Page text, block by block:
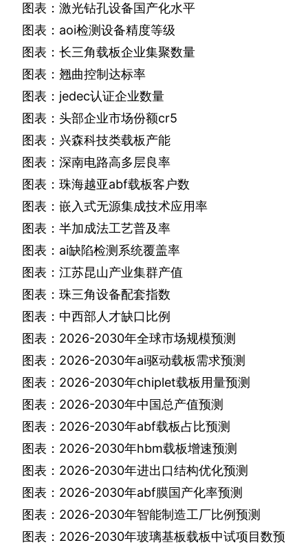
图表：激光钻孔设备国产化水平
图表： aoi检测设备精度等级
图表：长三角载板企业集聚数量
图表：翘曲控制达标率
图表： jedec认证企业数量
图表：头部企业市场份额cr5
图表：兴森科技类载板产能
图表：深南电路高多层良率
图表：珠海越亚abf载板客户数
图表：嵌入式无源集成技术应用率
图表：半加成法工艺普及率
图表： ai缺陷检测系统覆盖率
图表：江苏昆山产业集群产值
图表：珠三角设备配套指数
图表：中西部人才缺口比例
图表： 2026-2030年全球市场规模预测
图表： 2026-2030年ai驱动载板需求预测
图表： 2026-2030年chiplet载板用量预测
图表： 2026-2030年中国总产值预测
图表： 2026-2030年abf载板占比预测
图表： 2026-2030年hbm载板增速预测
图表： 2026-2030年进出口结构优化预测
图表： 2026-2030年abf膜国产化率预测
图表： 2026-2030年智能制造工厂比例预测
图表： 2026-2030年玻璃基板载板中试项目数预